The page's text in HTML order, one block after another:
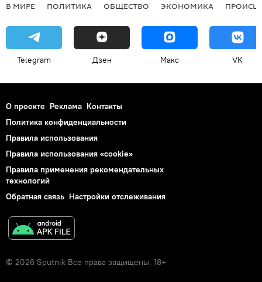
В МИРЕ ПОЛИТИКА ОБЩЕСТВО ЭКОНОМИКА
Telegram Дзен Макс VK
О проекте Реклама Контакты
Политика конфиденциальности
Правила использования
Правила использования «cookie»
Правила применения рекомендательных
технологий
Обратная связь Настройки отслеживания
© 2026 Sputnik Все права защищены. 18+